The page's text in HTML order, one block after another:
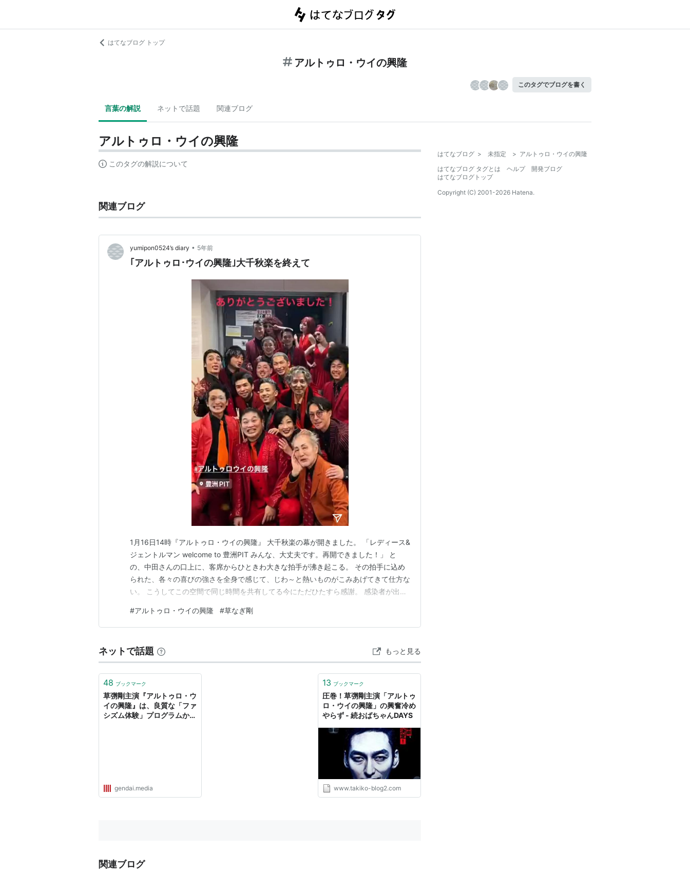
はてなブログ トップ
アルトゥロ・ウイの興隆
このタグでブログを書く
言葉の解説 ネットで話題 関連ブログ
アルトゥロ・ウイの興隆
このタグの解説について
関連ブログ
yumipon0524’s diary • 5年前
｢アルトゥロ･ウイの興隆｣大千秋楽を終えて
1月16日14時『アルトゥロ・ウイの興隆』 大千秋楽の幕が開きました。 「レディース&
ジェントルマン welcome to 豊洲PIT みんな、大丈夫です。再開できました！」 と
の、中田さんの口上に、客席からひときわ大きな拍手が沸き起こる。 その拍手に込め
られた、各々の喜びの強さを全身で感じて、じわ～と熱いものがこみあげてきて仕方な
い。 こうしてこの空間で同じ時間を共有してる今にただひたすら感謝。 感染者が出た
い思いがひとつとなって不可能を可能にしたの。 すごいよ、すごいよ、ほんとにすご
い。 そんなこと、思ってたら…
#アルトゥロ・ウイの興隆 #草なぎ剛
ネットで話題 もっと見る
48 ブックマーク
草彅剛主演『アルトゥロ・ウ
イの興隆』は、良質な「ファ
シズム体験」プログラムかも
gendai.media
13 ブックマーク
圧巻！草彅剛主演「アルトゥ
ロ・ウイの興隆」の興奮冷め
やらず - 続おばちゃんDAYS
www.takiko-blog2.com
関連ブログ
はてなブログ > 未指定 > アルトゥロ・ウイの興隆
はてなブログ タグとは
ヘルプ
開発ブログ
はてなブログトップ
Copyright (C) 2001-2026 Hatena.